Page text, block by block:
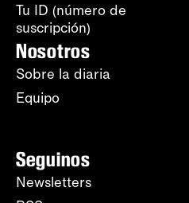
Tu ID (número de
suscripción)
Nosotros
Sobre la diaria
Equipo
Seguinos
Newsletters